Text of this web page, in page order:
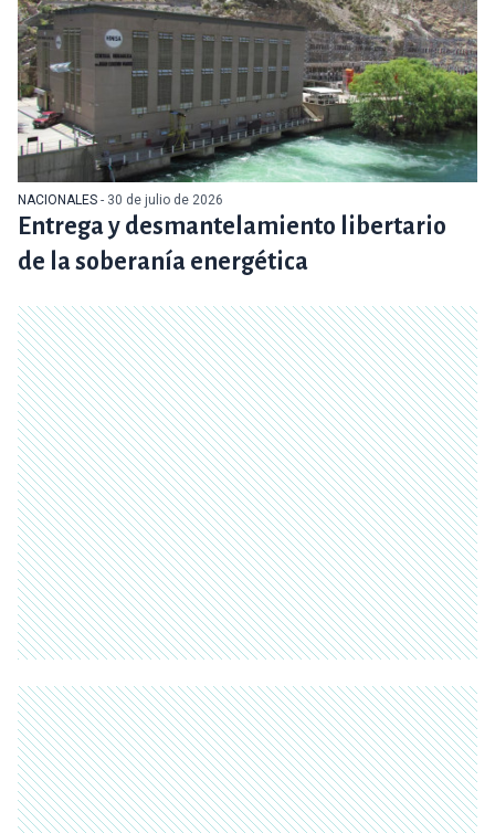
NACIONALES - 30 de julio de 2026
Entrega y desmantelamiento libertario
de la soberanía energética